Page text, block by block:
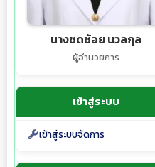
นางชดช้อย นวลกุล
ผู้อำนวยการ
เข้าสู่ระบบ
เข้าสู่ระบบจัดการ